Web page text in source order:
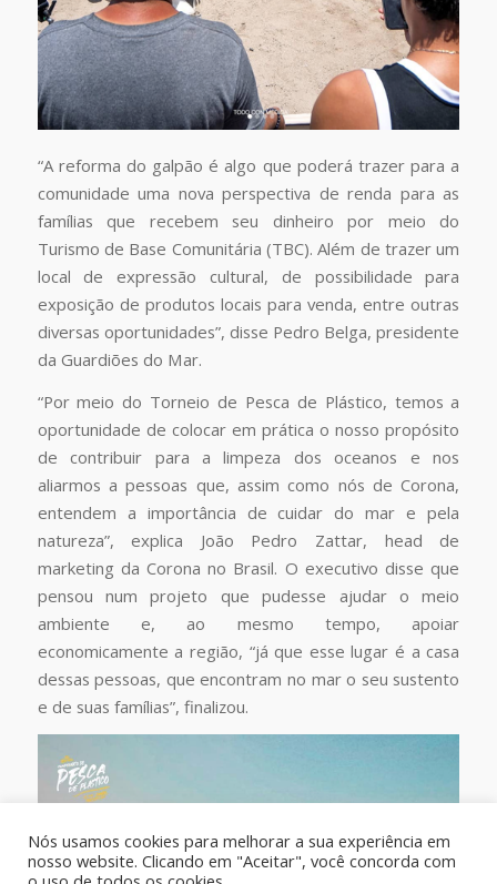
“A reforma do galpão é algo que poderá trazer para a
comunidade uma nova perspectiva de renda para as
famílias que recebem seu dinheiro por meio do
Turismo de Base Comunitária (TBC). Além de trazer um
local de expressão cultural, de possibilidade para
exposição de produtos locais para venda, entre outras
diversas oportunidades”, disse Pedro Belga, presidente
da Guardiões do Mar.
“Por meio do Torneio de Pesca de Plástico, temos a
oportunidade de colocar em prática o nosso propósito
de contribuir para a limpeza dos oceanos e nos
aliarmos a pessoas que, assim como nós de Corona,
entendem a importância de cuidar do mar e pela
natureza”, explica João Pedro Zattar, head de
marketing da Corona no Brasil. O executivo disse que
pensou num projeto que pudesse ajudar o meio
ambiente e, ao mesmo tempo, apoiar
economicamente a região, “já que esse lugar é a casa
dessas pessoas, que encontram no mar o seu sustento
e de suas famílias”, finalizou.
Nós usamos cookies para melhorar a sua experiência em
nosso website. Clicando em "Aceitar", você concorda com